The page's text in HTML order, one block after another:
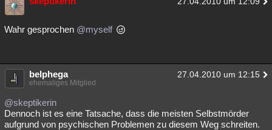
Wahr gesprochen @myself
belphega 27.04.2010 um 12:15
ehemaliges Mitglied
@skeptikerin
Dennoch ist es eine Tatsache, dass die meisten Selbstmörder
aufgrund von psychischen Problemen zu diesem Weg schreiten.